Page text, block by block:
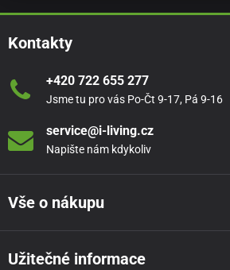
Kontakty
+420 722 655 277
Jsme tu pro vás Po-Čt 9-17, Pá 9-16
service@i-living.cz
Napište nám kdykoliv
Vše o nákupu
Užitečné informace